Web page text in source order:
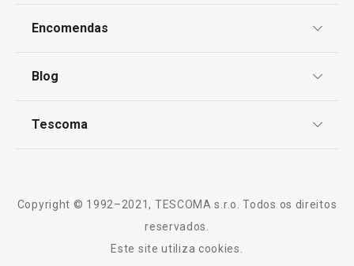
Livro de Reclamações
Encomendas
Perguntas Frequentes
Blog
Tescoma
Copyright © 1992–2021, TESCOMA s.r.o. Todos os direitos
reservados.
Este site utiliza cookies.